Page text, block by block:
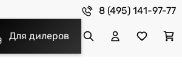
8 (495) 141-97-77
Для дилеров